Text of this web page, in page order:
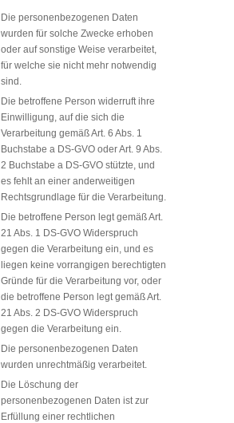
Die personenbezogenen Daten
wurden für solche Zwecke erhoben
oder auf sonstige Weise verarbeitet,
für welche sie nicht mehr notwendig
sind.
Die betroffene Person widerruft ihre
Einwilligung, auf die sich die
Verarbeitung gemäß Art. 6 Abs. 1
Buchstabe a DS-GVO oder Art. 9 Abs.
2 Buchstabe a DS-GVO stützte, und
es fehlt an einer anderweitigen
Rechtsgrundlage für die Verarbeitung.
Die betroffene Person legt gemäß Art.
21 Abs. 1 DS-GVO Widerspruch
gegen die Verarbeitung ein, und es
liegen keine vorrangigen berechtigten
Gründe für die Verarbeitung vor, oder
die betroffene Person legt gemäß Art.
21 Abs. 2 DS-GVO Widerspruch
gegen die Verarbeitung ein.
Die personenbezogenen Daten
wurden unrechtmäßig verarbeitet.
Die Löschung der
personenbezogenen Daten ist zur
Erfüllung einer rechtlichen